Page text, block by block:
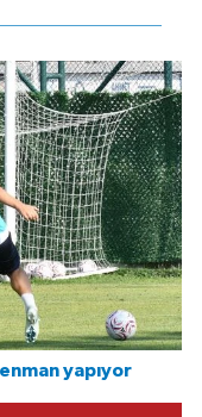
yapıyor